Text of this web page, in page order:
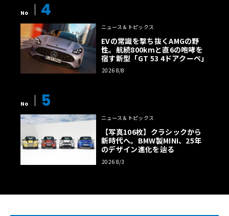
No 4
ニュース＆トピックス
EVの常識を撃ち抜くAMGの野
性。航続800kmと直6の咆哮を
宿す新型「GT 53 4ドアクーペ」
2026 8/8
No 5
ニュース＆トピックス
【写真106枚】クラシックから
新時代へ。BMW製MINI、25年
のデザイン進化を辿る
2026 8/3